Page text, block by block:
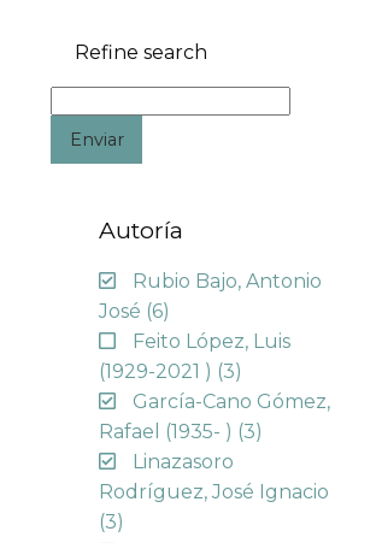
Refine search
Enviar
Autoría
Rubio Bajo, Antonio
José (6)
Feito López, Luis
(1929-2021 ) (3)
García-Cano Gómez,
Rafael (1935- ) (3)
Linazasoro
Rodríguez, José Ignacio
(3)